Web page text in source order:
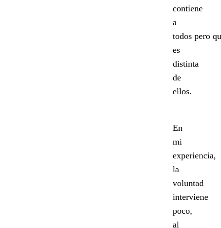
contiene
a
todos pero
es
distinta
de
ellos.
En
mi
experiencia,
la
voluntad
interviene
poco,
al